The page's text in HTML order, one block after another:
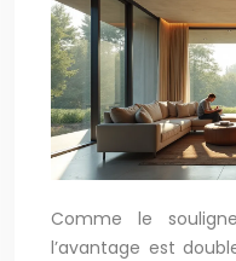
Comme le
l’avantage est